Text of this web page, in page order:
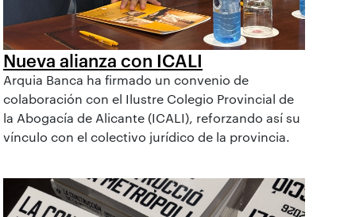
Nueva alianza con ICALI
Arquia Banca ha firmado un convenio de
colaboración con el Ilustre Colegio Provincial de
la Abogacía de Alicante (ICALI), reforzando así su
vínculo con el colectivo jurídico de la provincia.